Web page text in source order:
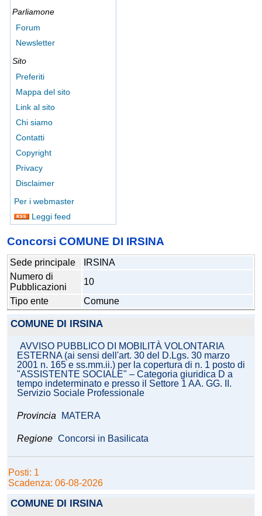
Parliamone
Forum
Newsletter
Sito
Preferiti
Mappa del sito
Link al sito
Chi siamo
Contatti
Copyright
Privacy
Disclaimer
Per i webmaster
Leggi feed
Concorsi COMUNE DI IRSINA
Sede principale
IRSINA
Numero di
Pubblicazioni
10
Tipo ente
Comune
COMUNE DI IRSINA
AVVISO PUBBLICO DI MOBILITÀ VOLONTARIA
ESTERNA (ai sensi dell'art. 30 del D.Lgs. 30 marzo
2001 n. 165 e ss.mm.ii.) per la copertura di n. 1 posto di
"ASSISTENTE SOCIALE" – Categoria giuridica D a
tempo indeterminato e presso il Settore 1 AA. GG. II.
Servizio Sociale Professionale
Provincia MATERA
Regione Concorsi in Basilicata
Posti: 1
Scadenza: 06-08-2026
COMUNE DI IRSINA